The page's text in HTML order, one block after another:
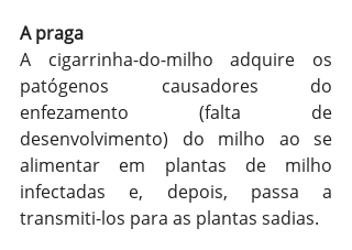
A praga
A cigarrinha-do-milho adquire os
patógenos causadores do
enfezamento (falta de
desenvolvimento) do milho ao se
alimentar em plantas de milho
infectadas e, depois, passa a
transmiti-los para as plantas sadias.